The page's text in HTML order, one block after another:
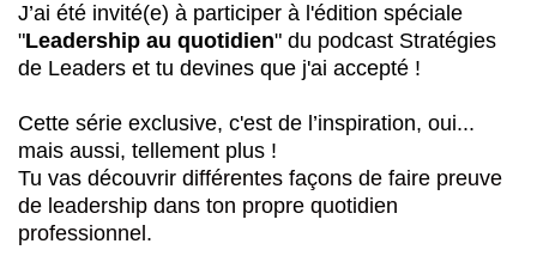
J’ai été invité(e) à participer à l'édition spéciale
"Leadership au quotidien" du podcast Stratégies
de Leaders et tu devines que j'ai accepté !
Cette série exclusive, c'est de l’inspiration, oui...
mais aussi, tellement plus !
Tu vas découvrir différentes façons de faire preuve
de leadership dans ton propre quotidien
professionnel.